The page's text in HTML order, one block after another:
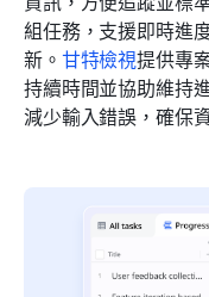
組任務，支援即時進
新。 甘特檢視提供專
持續時間並協助維持
減少輸入錯誤，確保